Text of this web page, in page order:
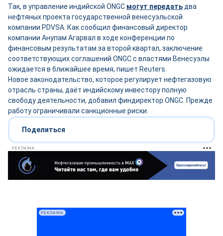
Так, в управление индийской ONGC могут передать два
нефтяных проекта государственной венесуэльской
компании PDVSA. Как сообщил финансовый директор
компании Анупам Агарвал в ходе конференции по
финансовым результатам за второй квартал, заключение
соответствующих соглашений ONGC с властями Венесуэлы
ожидается в ближайшее время, пишет Reuters.
Новое законодательство, которое регулирует нефтегазовую
отрасль страны, даёт индийскому инвестору полную
свободу деятельности, добавил финдиректор ONGC. Прежде
работу ограничивали санкционные риски.
Поделиться
РЕКЛАМА
РЕКЛАМА